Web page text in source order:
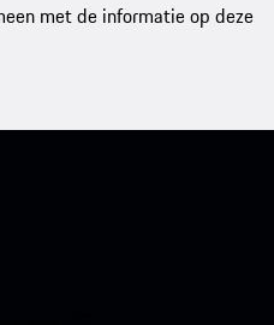
met de informatie op deze